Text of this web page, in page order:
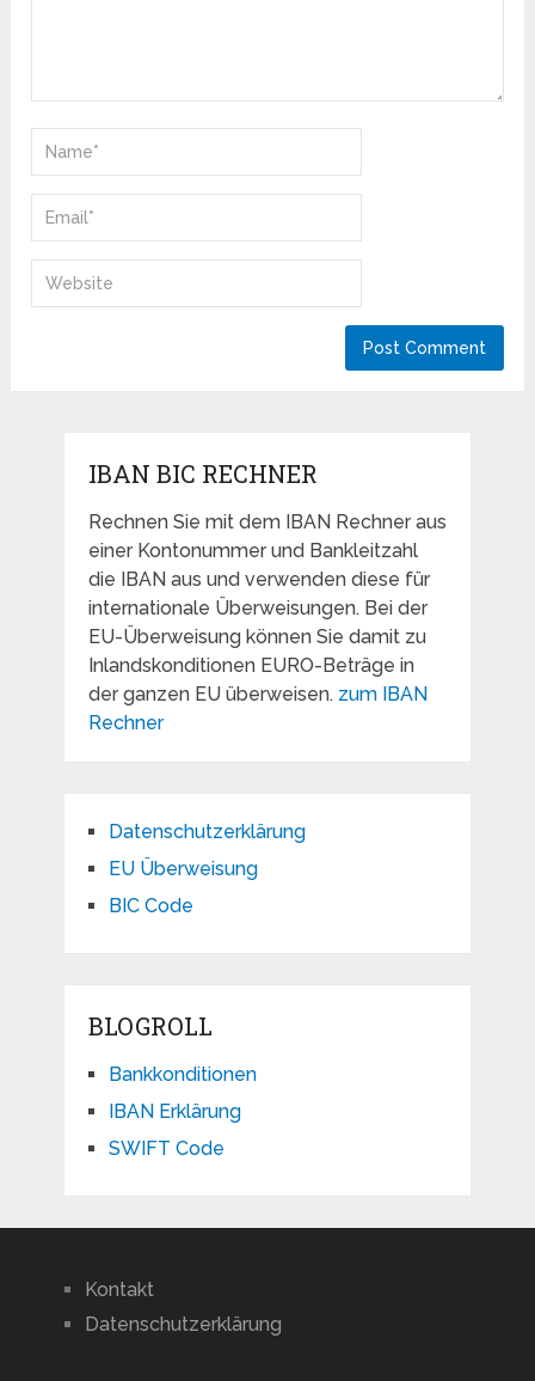
IBAN BIC RECHNER
Rechnen Sie mit dem IBAN Rechner aus
einer Kontonummer und Bankleitzahl
die IBAN aus und verwenden diese für
internationale Überweisungen. Bei der
EU-Überweisung können Sie damit zu
Inlandskonditionen EURO-Beträge in
der ganzen EU überweisen. zum IBAN
Rechner
Datenschutzerklärung
EU Überweisung
BIC Code
BLOGROLL
Bankkonditionen
IBAN Erklärung
SWIFT Code
Kontakt
Datenschutzerklärung